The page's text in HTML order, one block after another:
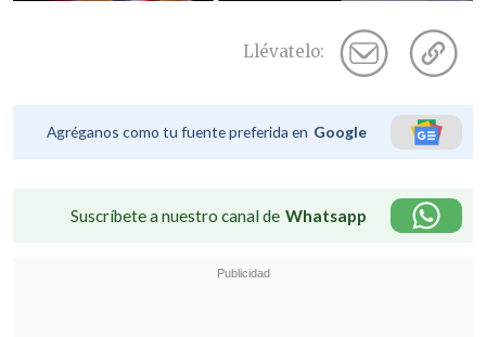
Llévatelo:
Agréganos como tu fuente preferida en Google
Suscríbete a nuestro canal de Whatsapp